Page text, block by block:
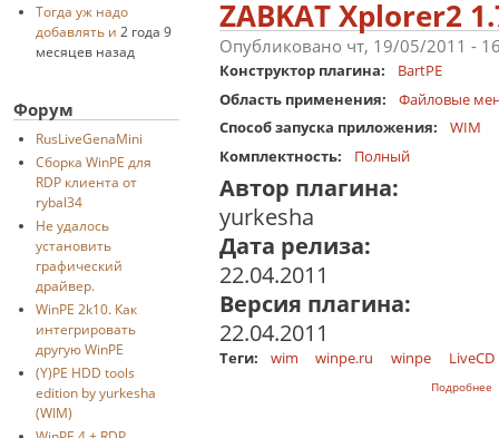
Тогда уж надо
добавлять и 2 года 9
месяцев назад
Форум
RusLiveGenaMini
Cборка WinPE для
RDP клиента от
rybal34
Не удалось
установить
графический
драйвер.
WinPE 2k10. Как
интегрировать
другую WinPE
(Y)PE HDD tools
edition by yurkesha
(WIM)
ZABKAT Xplorer2
Опубликовано чт, 19/05/2011 -
Конструктор плагина:
BartPE
Область применения:
Файловые
Способ запуска приложения:
WIM
Комплектность:
Полный
Автор плагина:
yurkesha
Дата релиза:
22.04.2011
Версия плагина:
22.04.2011
Теги: wim winpe.ru winpe LiveCD
Подробнее